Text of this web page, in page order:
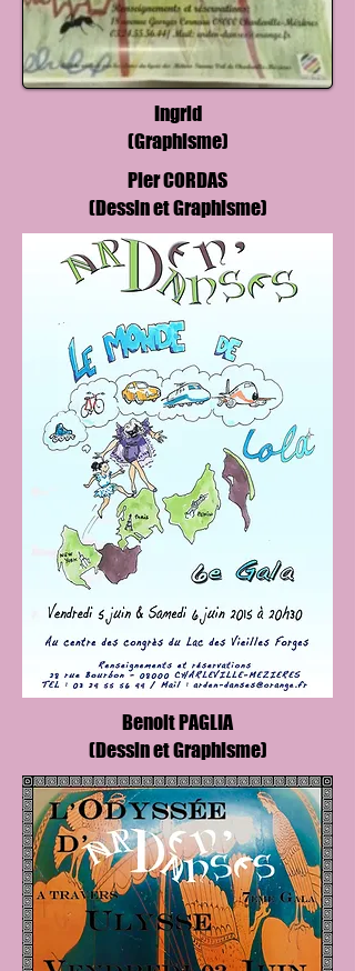
Ingrid
(Graphisme)
Pier CORDAS
(Dessin et Graphisme)
Benoit PAGLIA
(Dessin et Graphisme)